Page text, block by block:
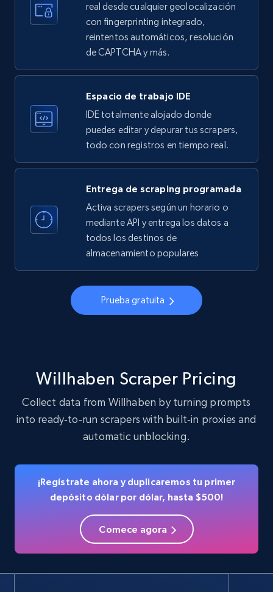
ID, Name, Country code, Locations, Followers,
Employees in linkedin, About, Specialties, and
33.6K+ 3.5K+ Prueba gratuita
Instagram - Profiles
Account, Fbid, ID, Followers, Posts count, Is
business account, Is professional account, Is
22.4K+ 3.5K+ Prueba gratuita
Instagram - Profiles - Collect profile
information by user name
Account, Fbid, ID, Followers, Posts count, Is
business account, Is professional account, Is
Crunchbase companies information
Name, URL, ID, Cb rank, Region, About,
15.6K+ 1.6K+ Prueba gratuita
Crunchbase companies information -
real desde cualquier geolocalización
con fingerprinting integrado,
reintentos automáticos, resolución
de CAPTCHA y más.
Espacio de trabajo IDE
IDE totalmente alojado donde
puedes editar y depurar tus scrapers,
todo con registros en tiempo real.
Entrega de scraping programada
Activa scrapers según un horario o
mediante API y entrega los datos a
todos los destinos de
almacenamiento populares
Prueba gratuita
Willhaben Scraper Pricing
Collect data from Willhaben by turning prompts
into ready‑to‑run scrapers with built‑in proxies and
automatic unblocking.
¡Regístrate ahora y duplicaremos tu primer
depósito dólar por dólar, hasta $500!
Comece agora